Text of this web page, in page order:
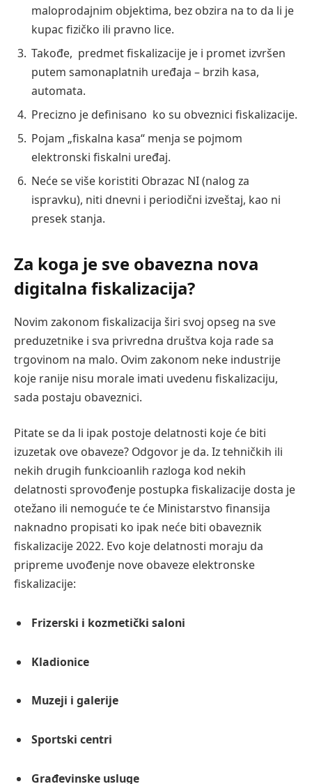
maloprodajnim objektima, bez obzira na to da li je
kupac fizičko ili pravno lice.
Takođe, predmet fiskalizacije je i promet izvršen
putem samonaplatnih uređaja – brzih kasa,
automata.
Precizno je definisano ko su obveznici fiskalizacije.
Pojam „fiskalna kasa“ menja se pojmom
elektronski fiskalni uređaj.
Neće se više koristiti Obrazac NI (nalog za
ispravku), niti dnevni i periodični izveštaj, kao ni
presek stanja.
Za koga je sve obavezna nova
digitalna fiskalizacija?
Novim zakonom fiskalizacija širi svoj opseg na sve
preduzetnike i sva privredna društva koja rade sa
trgovinom na malo. Ovim zakonom neke industrije
koje ranije nisu morale imati uvedenu fiskalizaciju,
sada postaju obaveznici.
Pitate se da li ipak postoje delatnosti koje će biti
izuzetak ove obaveze? Odgovor je da. Iz tehničkih ili
nekih drugih funkcioanlih razloga kod nekih
delatnosti sprovođenje postupka fiskalizacije dosta je
otežano ili nemoguće te će Ministarstvo finansija
naknadno propisati ko ipak neće biti obaveznik
fiskalizacije 2022. Evo koje delatnosti moraju da
pripreme uvođenje nove obaveze elektronske
fiskalizacije:
Frizerski i kozmetički saloni
Kladionice
Muzeji i galerije
Sportski centri
Građevinske usluge